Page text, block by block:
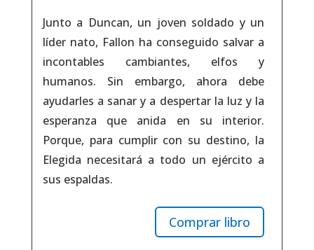
Junto a Duncan, un joven soldado y un
líder nato, Fallon ha conseguido salvar a
incontables cambiantes, elfos y
humanos. Sin embargo, ahora debe
ayudarles a sanar y a despertar la luz y la
esperanza que anida en su interior.
Porque, para cumplir con su destino, la
Elegida necesitará a todo un ejército a
sus espaldas.
Comprar libro